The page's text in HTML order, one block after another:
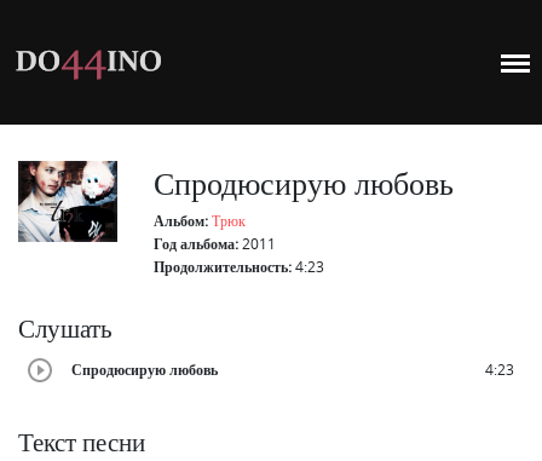
Спродюсирую любовь
Альбом:Трюк
Год альбома:2011
Продолжительность:4:23
Слушать
Спродюсирую любовь 4:23
Текст песни